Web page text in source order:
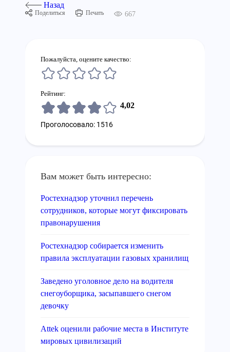
Назад
Поделиться Печать 667
Пожалуйста, оцените качество:
Рейтинг:
4,02
Проголосовало: 1516
Вам может быть интересно:
Ростехнадзор уточнил перечень
сотрудников, которые могут фиксировать
правонарушения
Ростехнадзор собирается изменить
правила эксплуатации газовых хранилищ
Заведено уголовное дело на водителя
снегоуборщика, засыпавшего снегом
девочку
Attek оценили рабочие места в Институте
мировых цивилизаций